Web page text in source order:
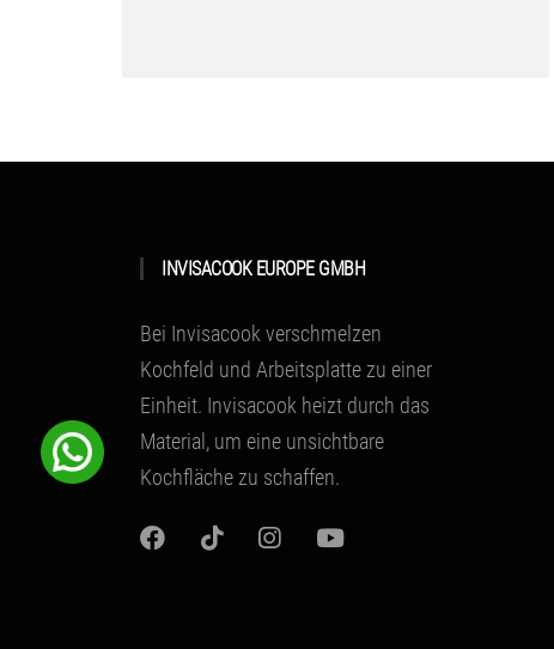
INVISACOOK EUROPE GMBH
Bei Invisacook verschmelzen
Kochfeld und Arbeitsplatte zu einer
Einheit. Invisacook heizt durch das
Material , um eine unsichtbare
Kochfläche zu schaffen.